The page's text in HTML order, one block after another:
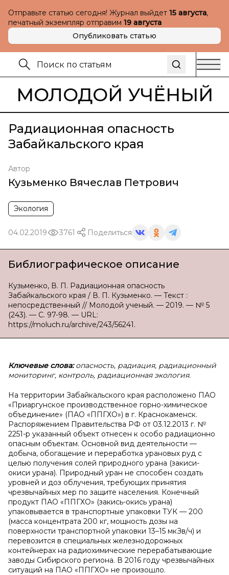
Отправьте статью сегодня! Журнал выйдет 15 августа,
печатный экземпляр отправим 19 августа
Опубликовать статью
МОЛОДОЙ УЧЁНЫЙ
Радиационная опасность
Забайкальского края
Автор
Кузьменко Вячеслав Петрович
Экология
04.02.2019 3761 Поделиться
Библиографическое описание
Кузьменко, В. П. Радиационная опасность
Забайкальского края / В. П. Кузьменко. — Текст :
непосредственный // Молодой ученый. — 2019. — № 5
(243). — С. 97-98. — URL:
https://moluch.ru/archive/243/56241.
Ключевые слова:опасность, радиация, радиационный
мониторинг, контроль, радиационная экология.
На территории Забайкальского края расположено ПАО
«Приаргунское производственное горно-химическое
объединение» (ПАО «ППГХО») в г. Краснокаменск.
Распоряжением Правительства РФ от 03.12.2013 г. №
2251-р указанный объект отнесен к особо радиационно
опасным объектам. Основной вид деятельности —
добыча, обогащение и переработка урановых руд с
целью получения солей природного урана (закиси-
окиси урана). Природный уран не способен создать
уровней и доз облучения, требующих принятия
чрезвычайных мер по защите населения. Конечный
продукт ПАО «ППГХО» (закись-окись урана)
упаковывается в транспортные упаковки ТУК — 200
(масса концентрата 200 кг, мощность дозы на
поверхности транспортной упаковки 13–15 мкЗв/ч) и
перевозится в специальных железнодорожных
контейнерах на радиохимические перерабатывающие
заводы Сибирского региона. В 2016 году чрезвычайных
ситуаций на ПАО «ППГХО» не произошло.